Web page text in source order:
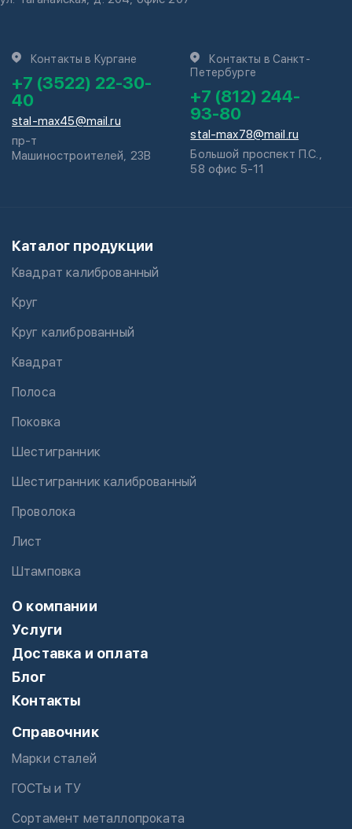
Контакты в Кургане
+7 (3522) 22-30-
40
stal-max45@mail.ru
пр-т
Машиностроителей, 23В
Контакты в Санкт-
Петербурге
+7 (812) 244-
93-80
stal-max78@mail.ru
Большой проспект П.С.,
58 офис 5-11
Каталог продукции
Квадрат калиброванный
Круг
Круг калиброванный
Квадрат
Полоса
Поковка
Шестигранник
Шестигранник калиброванный
Проволока
Лист
Штамповка
О компании
Услуги
Доставка и оплата
Блог
Контакты
Справочник
Марки сталей
ГОСТы и ТУ
Сортамент металлопроката